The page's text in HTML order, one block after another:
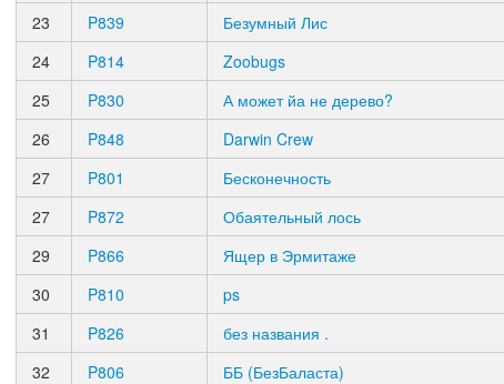
23
P839 Безумный Лис
24
P814 Zoobugs
25
P830 А может йа не дерево?
26
P848 Darwin Crew
27
P801 Бесконечность
27
P872 Обаятельный лось
29
P866 Ящер в Эрмитаже
30
P810 ps
31
P826 без названия .
32
P806 ББ (БезБаласта)